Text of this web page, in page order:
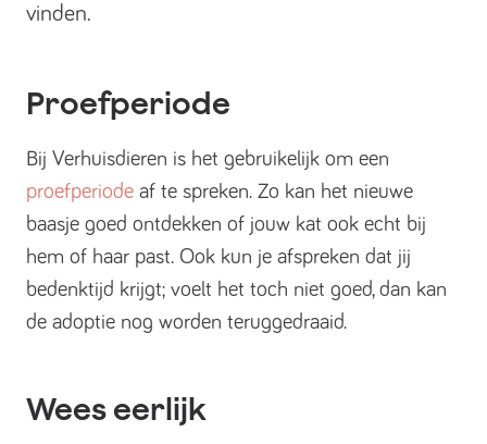
vinden.
Proefperiode
Bij Verhuisdieren is het gebruikelijk om een
proefperiode af te spreken. Zo kan het nieuwe
baasje goed ontdekken of jouw kat ook echt bij
hem of haar past. Ook kun je afspreken dat jij
bedenktijd krijgt; voelt het toch niet goed, dan kan
de adoptie nog worden teruggedraaid.
Wees eerlijk